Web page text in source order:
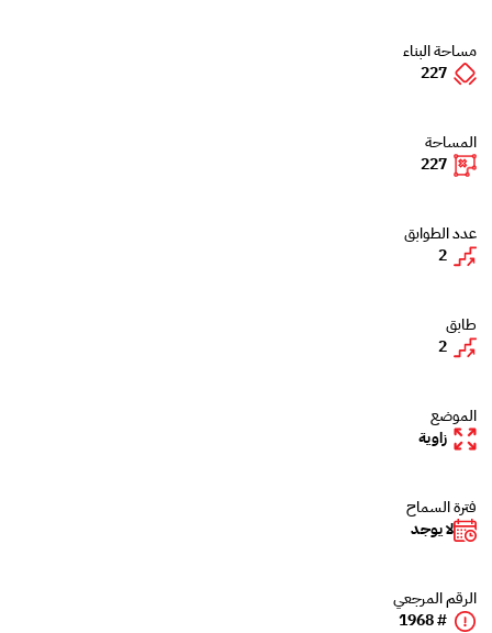
مساحة البناء
227
المساحة
227
عدد الطوابق
2
طابق
2
الموضع
زاوية
فترة السماح
لا يوجد
الرقم المرجعي
# 1968